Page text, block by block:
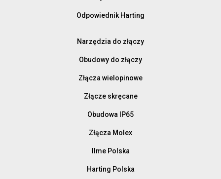
Odpowiednik Harting
Narzędzia do złączy
Obudowy do złączy
Złącza wielopinowe
Złącze skręcane
Obudowa IP65
Złącza Molex
Ilme Polska
Harting Polska